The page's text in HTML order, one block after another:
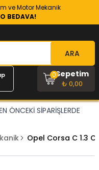
ve Motor Mekanik
BEDAVA!
ARA
Sepetim
₺ 0,00
0
ÖNCEKİ SİPARİŞLERDE
Opel Corsa C 1.3